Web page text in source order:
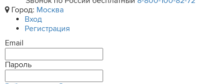
Город: Москва
Вход
Регистрация
Email
Пароль